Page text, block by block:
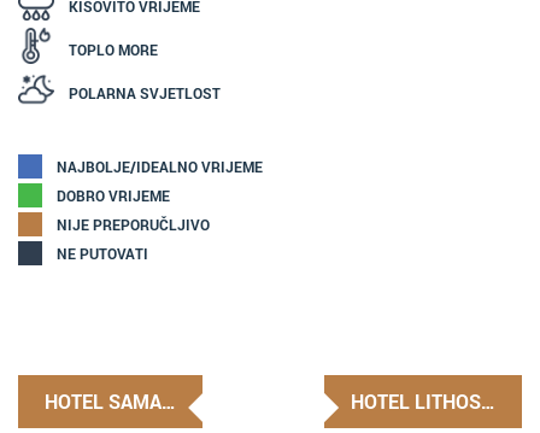
KIŠOVITO VRIJEME
TOPLO MORE
POLARNA SVJETLOST
NAJBOLJE/IDEALNO VRIJEME
DOBRO VRIJEME
NIJE PREPORUČLJIVO
NE PUTOVATI
HOTEL SAMA… HOTEL LITHOS…